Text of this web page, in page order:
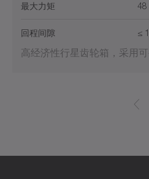
最大力矩 48
回程间隙 ≤
高经济性行星齿轮箱，采用